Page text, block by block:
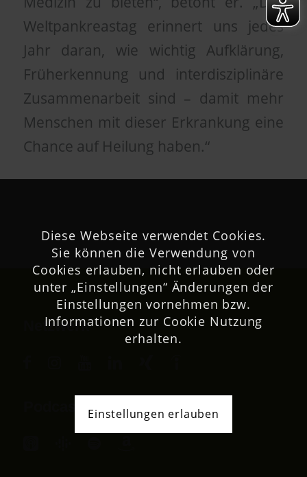
Weltpankreastag erinnert uns jedes
Jahr daran, wie wichtig Aufklärung,
Früherkennung und interdisziplinäre
Zusammenarbeit sind – damit mehr
Menschen mit dieser Erkrankung eine
Chance auf Heilung haben.“
Netzwerk
Diese Webseite verwendet Cookies.
Sie können die Verwendung von
Cookies erlauben, nicht erlauben oder
unter „Einstellungen“ Änderungen der
Einstellungen vornehmen bzw.
Informationen zur Cookie Nutzung
erhalten.
Einstellungen erlauben